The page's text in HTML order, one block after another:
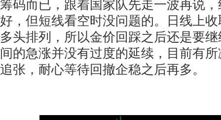
筹码而已，跟着国家队先走一波再说
好，但短线看空时没问题的。日线上
多头排列，所以金价回踩之后还是要
间的急涨并没有过度的延续，目前有
追张，耐心等待回撤企稳之后再多。